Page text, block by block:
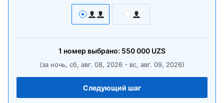
1 номер выбрано: 550 000 UZS
(за ночь, сб, авг. 08, 2026 - вс, авг. 09, 2026)
Следующий шаг